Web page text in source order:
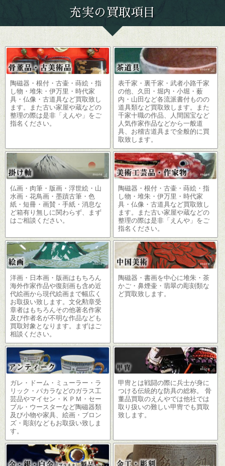
充実の買取項目
陶磁器・根付・古壷・蒔絵・指
し物・堆朱・伊万里・時代家
具・仏像・古道具など買取致し
ます。また古い家屋や蔵などの
整理の際は是非「えんや」をご
指名ください。
表千家・裏千家・武者小路千家
の他、久田・堀内・小堀・薮
内・山田など各流派書付ものの
道具類など買取致します。また
千家十職の作品、人間国宝など
人気作家作品などから一般道
具、お稽古道具まで全般的に買
取致します。
仏画・肉筆・版画・浮世絵・山
水画・花鳥画・墨蹟古筆・色
紙・短冊・画賛・手紙・消息な
ど箱有り無しに関わらず、まず
はご相談ください。
陶磁器・根付・古壷・蒔絵・指
し物・堆朱・伊万里・時代家
具・仏像・古道具など買取致し
ます。また古い家屋や蔵などの
整理の際は是非「えんや」をご
指名ください。
洋画・日本画・版画はもちろん
海外作家作品や復刻画も含め近
代絵画から現代絵画まで幅広く
お取扱い致します。文化勲章受
章者はもちろんその他著名作家
及び作者名が不明な作品なども
買取対象となります。まずはご
相談ください。
陶磁器・書画を中心に堆朱・茶
かご・鼻煙壷・翡翠の彫刻類な
ど買取致します。
ガレ・ドーム・ミューラー・ラ
リック・バカラなどのガラス工
芸品やマイセン・ＫＰＭ・セー
ブル・ウースターなど陶磁器類
及び小物や家具、絵画・ブロン
ズ・彫刻などもお取扱い致しま
す。
甲冑とは戦闘の際に兵士が身に
つける伝統的な防具の総称。 骨
董品買取のえんやでは他社では
取り扱いの難しい甲冑でも買取
致します。